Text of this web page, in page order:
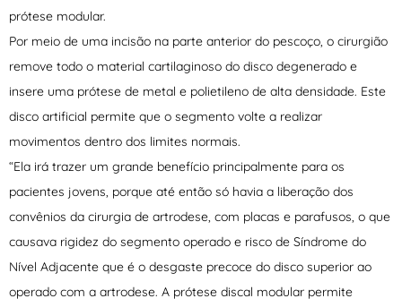
prótese modular.
Por meio de uma incisão na parte anterior do pescoço, o cirurgião
remove todo o material cartilaginoso do disco degenerado e
insere uma prótese de metal e polietileno de alta densidade. Este
disco artificial permite que o segmento volte a realizar
movimentos dentro dos limites normais.
“Ela irá trazer um grande benefício principalmente para os
pacientes jovens, porque até então só havia a liberação dos
convênios da cirurgia de artrodese, com placas e parafusos, o que
causava rigidez do segmento operado e risco de Síndrome do
Nível Adjacente que é o desgaste precoce do disco superior ao
operado com a artrodese. A prótese discal modular permite